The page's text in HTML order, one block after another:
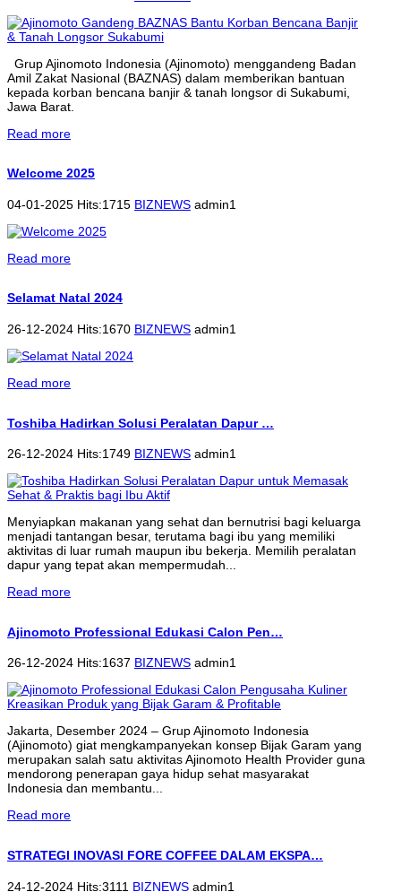
Grup Ajinomoto Indonesia (Ajinomoto) menggandeng Badan
Amil Zakat Nasional (BAZNAS) dalam memberikan bantuan
kepada korban bencana banjir & tanah longsor di Sukabumi,
Jawa Barat.
Read more
Welcome 2025
04-01-2025 Hits:1715 BIZNEWS admin1
Read more
Selamat Natal 2024
26-12-2024 Hits:1670 BIZNEWS admin1
Read more
Toshiba Hadirkan Solusi Peralatan Dapur …
26-12-2024 Hits:1749 BIZNEWS admin1
Menyiapkan makanan yang sehat dan bernutrisi bagi keluarga
menjadi tantangan besar, terutama bagi ibu yang memiliki
aktivitas di luar rumah maupun ibu bekerja. Memilih peralatan
dapur yang tepat akan mempermudah...
Read more
Ajinomoto Professional Edukasi Calon Pen…
26-12-2024 Hits:1637 BIZNEWS admin1
Jakarta, Desember 2024 – Grup Ajinomoto Indonesia
(Ajinomoto) giat mengkampanyekan konsep Bijak Garam yang
merupakan salah satu aktivitas Ajinomoto Health Provider guna
mendorong penerapan gaya hidup sehat masyarakat
Indonesia dan membantu...
Read more
STRATEGI INOVASI FORE COFFEE DALAM EKSPA…
24-12-2024 Hits:3111 BIZNEWS admin1